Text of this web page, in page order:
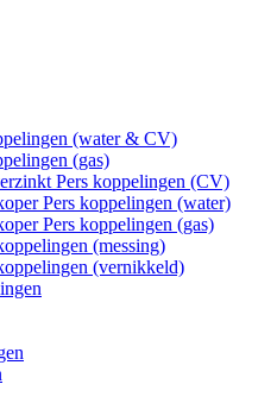
(water & CV)
(gas)
Pers koppelingen (CV)
Pers koppelingen (water)
Pers koppelingen (gas)
(messing)
(vernikkeld)